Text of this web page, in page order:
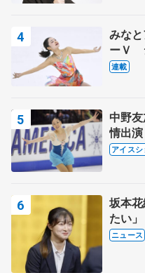
みな
ーＶ
田麻央
連載
中野
情出
ス」
アイス
坂本
たい
代表謝
ニュース